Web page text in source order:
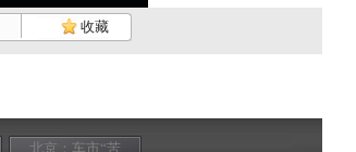
收藏
北京：车市“苦